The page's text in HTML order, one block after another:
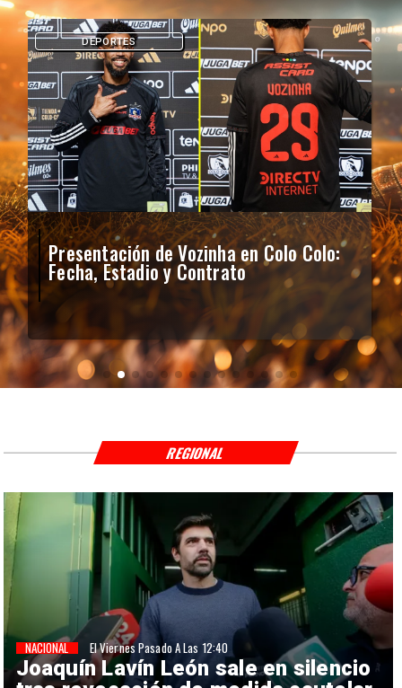
Presentación de Vozinha en Colo Colo:
Fecha, Estadio y Contrato
DEPORTES
Joaquín Lavín León sale en silencio
NACIONAL El Viernes Pasado A Las 12:40
REGIONAL